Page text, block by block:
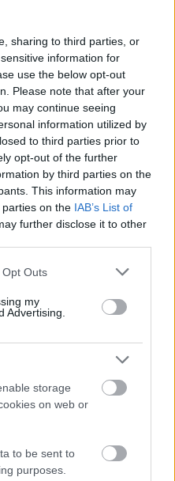
sharing to third parties, or
information for
use the below opt-out
Please note that after your
may continue seeing
information utilized by
to third parties prior to
opt-out of the further
by third parties on the
This information may
on the IAB’s List of
further disclose it to other
uses one or more Google
behaviour. You may click to
and its third-party tags to
purposes in below Google
Outs
my
Advertising.
storage
on web or
to be sent to
purposes.
SVET
v Avstraliji 47 stopinj,
se bori s polarnim mrazom,
nikakor ne pojenja,